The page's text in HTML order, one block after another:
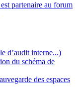
partenaire au forum
d’audit interne...)
du schéma de
des espaces